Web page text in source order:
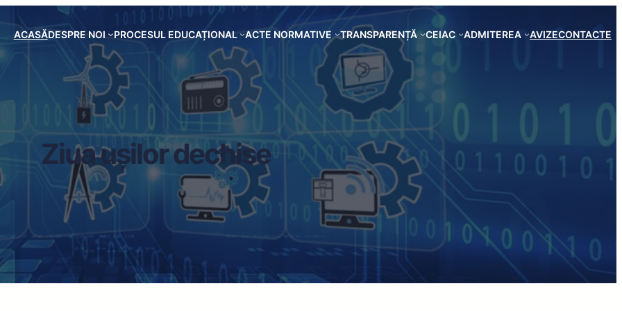
ACASĂDESPRE NOI PROCESUL EDUCAȚIONAL ACTE NORMATIVE TRANSPARENȚĂ CEIAC ADMITEREA AVIZECONTACTE
Ziua ușilor dechise